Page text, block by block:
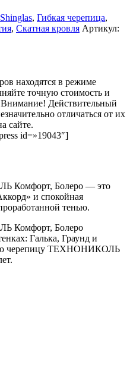
Shinglas, Гибкая черепица,
, Скатная кровля Артикул:
находятся в режиме
точную стоимость и
Действительный
отличаться от их
сайте.
id=»19043″]
Комфорт, Болеро — это
и спокойная
тенью.
Комфорт, Болеро
Галька, Граунд и
черепицу ТЕХНОНИКОЛЬ